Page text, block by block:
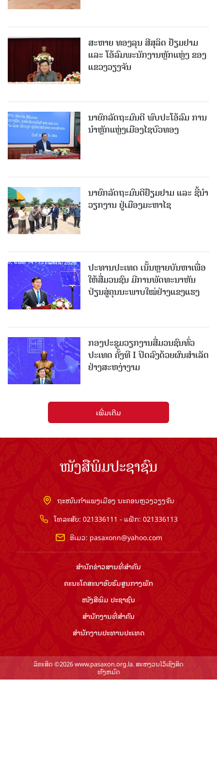
ສະຫາຍ ທອງລຸນ ສີສຸລິດ ຢ້ຽມຢາມ
ແລະ ໂອ້ລົມພະນັກງານຫຼັກແຫຼ່ງ ຂອງ
ແຂວງວຽງຈັນ
ນາຍົກລັດຖະມົນຕີ ພົບປະໂອ້ລົມ ການ
ນຳຫຼັກແຫຼ່ງເມືອງໄຊບົວທອງ
ນາຍົກລັດຖະມົນຕີຢ້ຽມຢາມ ແລະ ຊີ້ນຳ
ວຽກງານ ຢູ່ເມືອງມະຫາໄຊ
ປະທານປະເທດ ເນັ້ນຫຼາຍບັນຫາເພື່ອ
ໃຫ້ສື່ມວນຊົນ ມີການພັດທະນາຫັນ
ປ່ຽນສູ່ຄຸນນະພາບໃໝ່ຢ່າງແຂງແຮງ
ກອງປະຊຸມວຽກງານສື່ມວນຊົນທົ່ວ
ປະເທດ ຄັ້ງທີ I ປິດລົງດ້ວຍຜົນສໍາເລັດ
ຢ່າງສະຫງ່າງາມ
ເພີ່ມເຕີມ
ໜັງສືພິມປະຊາຊົນ
ຖະໜົນກຳແພງເມືອງ ນະຄອນຫຼວງວຽງຈັນ
ໂທລະສັບ: 021336111 - ແຟັກ: 021336113
ອີເມວ: pasaxonn@yahoo.com
ສຳ​ນັກ​ຂ່າວ​ສານ​ທີ່​ສຳ​ຄັນ​
ຄະນະໂຄສະນາອົບຮົມ​ສູນ​ກາງ​ພັກ
ໜັງສືພິມ ປະ​ຊາ​ຊົນ
ສຳ​ນັກ​ງານ​ທີ່​ສຳ​ຄັນ
ສຳ​ນັກ​ງານ​ປະ​ທານ​ປະ​ເທດ
ລິຂະສິດ ©2026 www.pasaxon.org.la. ສະຫງວນໄວ້ເຊິງສິດ
ທັງຫມົດ